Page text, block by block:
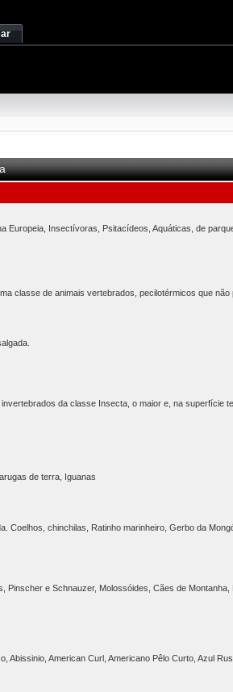
Europeia, Insectívoras, Psitacídeos, Aquáticas, de
classe de animais vertebrados, pecilotérmicos que
da classe Insecta, o maior e, na superfície
de terra, Iguanas
Coelhos, chinchilas, Ratinho marinheiro, Gerbo da
Pinscher e Schnauzer, Molossóides, Cães de Montanha,
Abissinio, American Curl, Americano Pêlo Curto, Azul